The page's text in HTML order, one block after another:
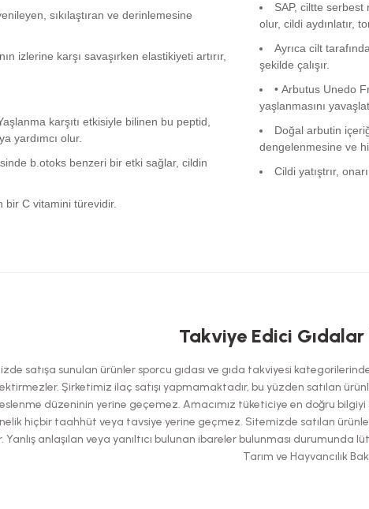
sıkılaştıran ve derinlemesine
izlerine karşı savaşırken elastikiyeti artırır,
karşıtı etkisiyle bilinen bu peptid,
yardımcı olur.
b.otoks benzeri bir etki sağlar, cildin
bir C vitamini türevidir.
SAP, ciltte serbest
olur, cildi aydınlatır,
Ayrıca cilt
şekilde çalışır.
• Arbutus Unedo
yaşlanmasını
Doğal arbutin
dengelenmesine ve
Cildi yatıştrır,
Bu ürüne ilk yorumu siz yapın!
Yorum Yaz
Takviye Edici
satışa sunulan ürünler sporcu gıdası ve gıda takviyesi
Şirketimiz ilaç satışı yapmamaktadır, bu yüzden satılan
düzeninin yerine geçemez. Amacımız tüketiciye en doğru
hiçbir taahhüt veya tavsiye yerine geçmez. Sitemizde satılan
anlaşılan veya yanıltıcı bulunan ibareler bulunması
Tarım ve Hayvancılık